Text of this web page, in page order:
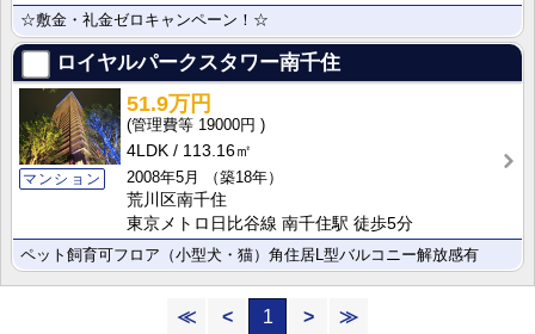
☆敷金・礼金ゼロキャンペーン！☆
ロイヤルパークスタワー南千住
マンション
51.9万円
19000円
4LDK
113.16㎡
2008年5月
（築18年）
荒川区南千住
東京メトロ日比谷線 南千住駅 徒歩5分
ペット飼育可フロア（小型犬・猫）角住居L型バルコニー解放感有
≪ < 1 > ≫